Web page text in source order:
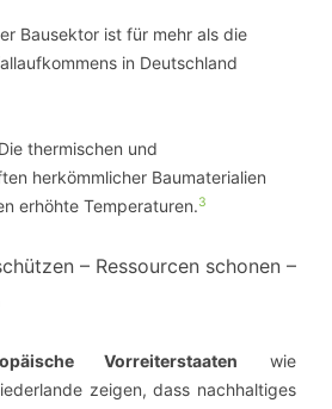
Bausektor ist für mehr als die
in Deutschland
thermischen und
herkömmlicher Baumaterialien
erhöhte Temperaturen.3
– Ressourcen schonen –
Vorreiterstaaten wie
zeigen, dass nachhaltiges